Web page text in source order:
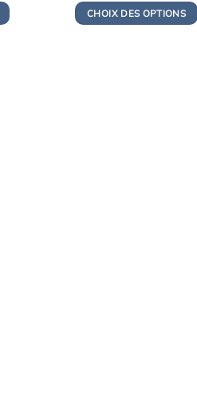
actuel
est :
initial
était :
actuel
est :
CHOIX DES OPTIONS